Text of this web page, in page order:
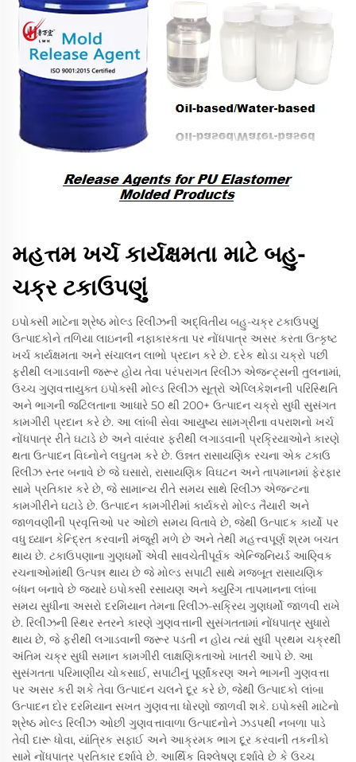
મહત્તમ ખર્ચ કાર્યક્ષમતા માટે બહુ-
ચક્ર ટકાઉપણું
ઇપોક્સી માટેના શ્રેષ્ઠ મોલ્ડ રિલીઝની અદ્વિતીય બહુ-ચક્ર ટકાઉપણું
ઉત્પાદકોને તળિયા લાઇનની નફાકારકતા પર નોંધપાત્ર અસર કરતા ઉત્કૃષ્ટ
ખર્ચ કાર્યક્ષમતા અને સંચાલન લાભો પ્રદાન કરે છે. દરેક થોડા ચક્રો પછી
ફરીથી લગાડવાની જરૂર હોય તેવા પરંપરાગત રિલીઝ એજન્ટ્સની તુલનામાં,
ઉચ્ચ ગુણવત્તાયુક્ત ઇપોક્સી મોલ્ડ રિલીઝ સૂત્રો એપ્લિકેશનની પરિસ્થિતિ
અને ભાગની જટિલતાના આધારે 50 થી 200+ ઉત્પાદન ચક્રો સુધી સુસંગત
કામગીરી પ્રદાન કરે છે. આ લાંબી સેવા આયુષ્ય સામગ્રીના વપરાશનો ખર્ચ
નોંધપાત્ર રીતે ઘટાડે છે અને વારંવાર ફરીથી લગાડવાની પ્રક્રિયાઓને કારણે
થતા ઉત્પાદન વિઘ્નોને લઘુતમ કરે છે. ઉન્નત રાસાયણિક રચના એક ટકાઉ
રિલીઝ સ્તર બનાવે છે જે ઘસારો, રાસાયણિક વિઘટન અને તાપમાનમાં ફેરફાર
સામે પ્રતિકાર કરે છે, જે સામાન્ય રીતે સમય સાથે રિલીઝ એજન્ટના
કામગીરીને ઘટાડે છે. ઉત્પાદન કામગીરીમાં કાર્યકરો મોલ્ડ તૈયારી અને
જાળવણીની પ્રવૃત્તિઓ પર ઓછો સમય વિતાવે છે, જેથી ઉત્પાદક કાર્યો પર
વધુ ધ્યાન કેન્દ્રિત કરવાની મંજૂરી મળે છે અને તેથી મહત્ત્વપૂર્ણ શ્રમ બચત
થાય છે. ટકાઉપણાના ગુણધર્મો એવી સાવચેતીપૂર્વક એન્જિનિયર્ડ આણ્વિક
રચનાઓમાંથી ઉત્પન્ન થાય છે જે મોલ્ડ સપાટી સાથે મજબૂત રાસાયણિક
બંધન બનાવે છે જ્યારે ઇપોક્સી રસાયણ અને ક્યુરિંગ તાપમાનના લાંબા
સમય સુધીના અસરો દરમિયાન તેમના રિલીઝ-સક્રિય ગુણધર્મો જાળવી રાખે
છે. રિલીઝની સ્થિર સ્તરને કારણે ગુણવત્તાની સુસંગતતામાં નોંધપાત્ર સુધારો
થાય છે, જે ફરીથી લગાડવાની જરૂર પડતી ન હોય ત્યાં સુધી પ્રથમ ચક્રથી
અંતિમ ચક્ર સુધી સમાન કામગીરી લાક્ષણિકતાઓ ખાતરી આપે છે. આ
સુસંગતતા પરિમાણીય ચોકસાઈ, સપાટીનું પૂર્ણાંકરણ અને ભાગની ગુણવત્તા
પર અસર કરી શકે તેવા ઉત્પાદન ચલને દૂર કરે છે, જેથી ઉત્પાદકો લાંબા
ઉત્પાદન દોર દરમિયાન સખત ગુણવત્તા ધોરણો જાળવી શકે. ઇપોક્સી માટેનો
શ્રેષ્ઠ મોલ્ડ રિલીઝ ઓછી ગુણવત્તાવાળા ઉત્પાદનોને ઝડપથી નબળા પાડે
તેવી દારૂ ધોવા, યાંત્રિક સફાઈ અને આક્રમક ભાગ દૂર કરવાની તકનીકો
સામે નોંધપાત્ર પ્રતિકાર દર્શાવે છે. આર્થિક વિશ્લેષણ દર્શાવે છે કે ઉચ્ચ